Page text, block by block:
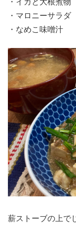
・イカと大根煮物
・マロニーサラダ
・なめこ味噌汁
薪ストーブの上で